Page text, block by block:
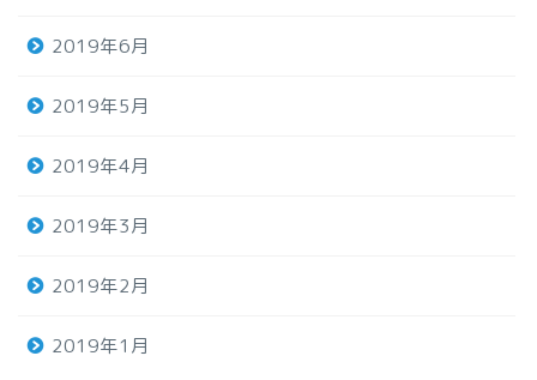
2019年6月
2019年5月
2019年4月
2019年3月
2019年2月
2019年1月